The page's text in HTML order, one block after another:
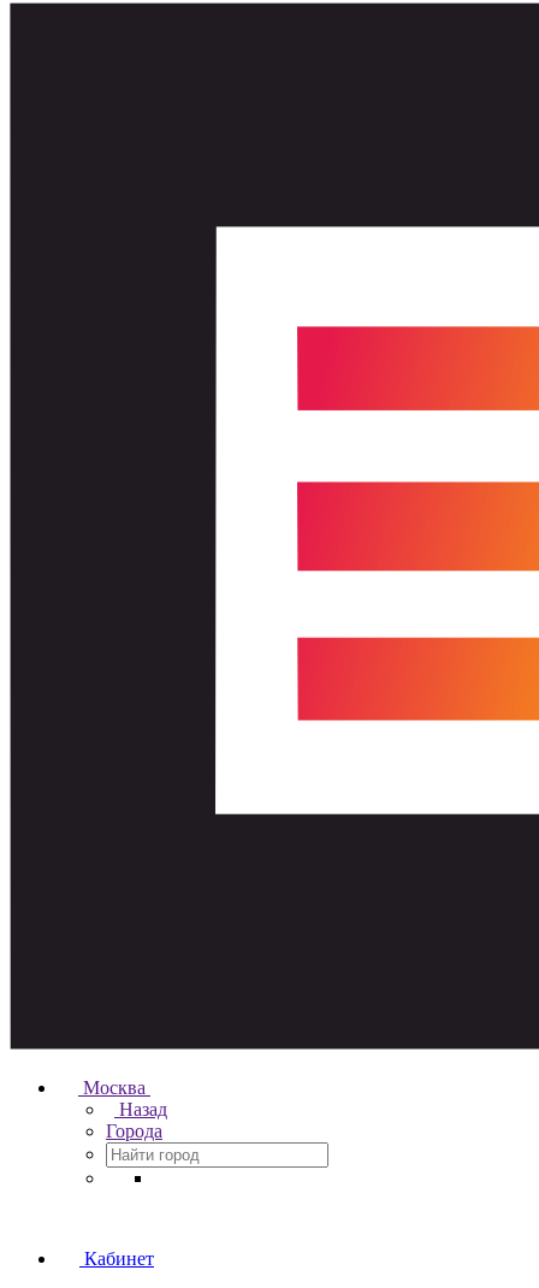
Москва
Назад
Города
Кабинет